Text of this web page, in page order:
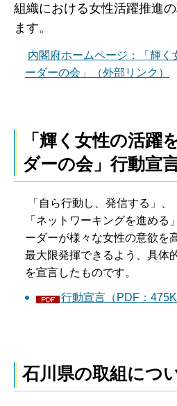
組織における女性活躍推進
ます。
内閣府ホームページ：「輝く
ーダーの会」（外部リンク）
「輝く女性の活躍
ダーの会」行動宣
「自ら行動し、発信する」、
「ネットワーキングを進める
ーダーが様々な女性の意欲を
最大限発揮できるよう、具体
を宣言したものです。
行動宣言（PDF：
石川県の取組につ